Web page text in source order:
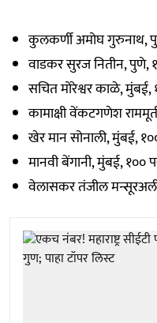
कुलकर्णी अमोघ गुरुनाथ,
वाडकर सुरज नितीन, पुणे,
सचित मोरेश्वर काळे,
कामाक्षी वेंकटगणेश
खेर मान सोनाली, मुंबई,
मानवी बेंगानी, मुंबई, १००
वेलासकर तंजील